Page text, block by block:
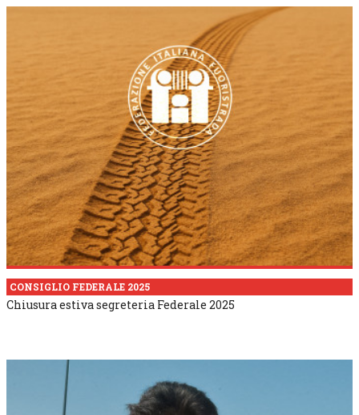
CONSIGLIO FEDERALE 2025
Chiusura estiva segreteria Federale 2025